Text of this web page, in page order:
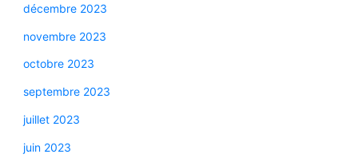
décembre 2023
novembre 2023
octobre 2023
septembre 2023
juillet 2023
juin 2023